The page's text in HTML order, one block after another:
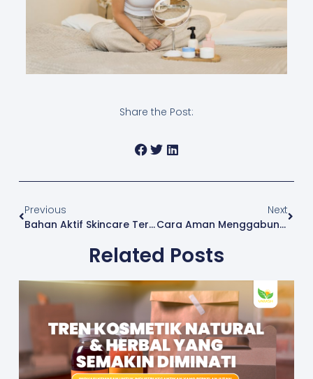
Share the Post:
Previous
Bahan Aktif Skincare Terbaik Retinol, Niacinamide & AHABHA
Next
Cara Aman Menggabungkan Beberapa Produk Skincare
Related Posts